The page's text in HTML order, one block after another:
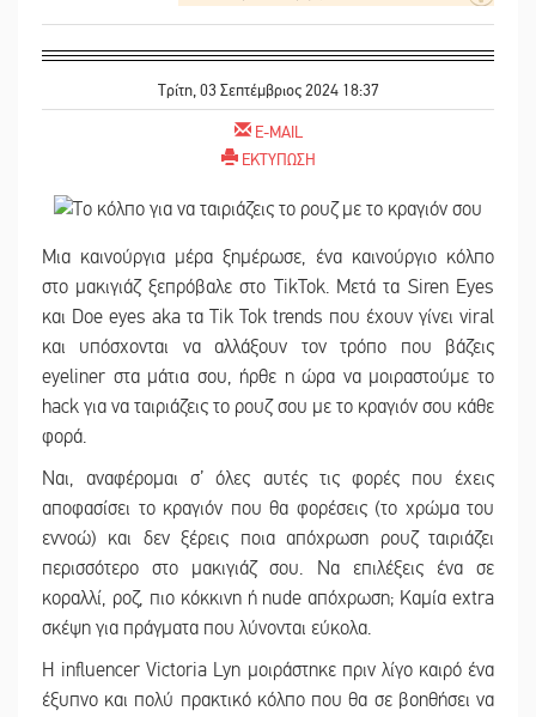
Τρίτη, 03 Σεπτέμβριος 2024 18:37
E-MAIL
ΕΚΤΥΠΩΣΗ
Μια καινούργια μέρα ξημέρωσε, ένα καινούργιο κόλπο
στο μακιγιάζ ξεπρόβαλε στο TikTok. Μετά τα Siren Eyes
και Doe eyes aka τα Tik Tok trends που έχουν γίνει viral
και υπόσχονται να αλλάξουν τον τρόπο που βάζεις
eyeliner στα μάτια σου, ήρθε η ώρα να μοιραστούμε το
hack για να ταιριάζεις το ρουζ σου με το κραγιόν σου κάθε
φορά.
Ναι, αναφέρομαι σ’ όλες αυτές τις φορές που έχεις
αποφασίσει το κραγιόν που θα φορέσεις (το χρώμα του
εννοώ) και δεν ξέρεις ποια απόχρωση ρουζ ταιριάζει
περισσότερο στο μακιγιάζ σου. Να επιλέξεις ένα σε
κοραλλί, ροζ, πιο κόκκινη ή nude απόχρωση; Καμία extra
σκέψη για πράγματα που λύνονται εύκολα.
Η influencer Victoria Lyn μοιράστηκε πριν λίγο καιρό ένα
έξυπνο και πολύ πρακτικό κόλπο που θα σε βοηθήσει να